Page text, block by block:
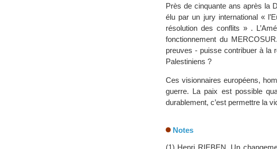
Près de cinquante ans après la
élu par un jury international «
résolution des conflits » .
fonctionnement du
preuves - puisse contribuer à la
Palestiniens ?
Ces visionnaires européens,
guerre. La paix est possible
durablement, c’est permettre la
Notes
(1) Henri RIEBEN, Un